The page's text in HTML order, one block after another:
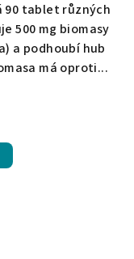
90 tablet různých
500 mg biomasy
a podhoubí hub
má oproti...